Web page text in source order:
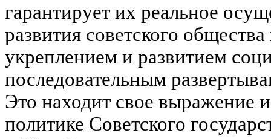
гарантирует их реальное
развития советского
укреплением и развитием
последовательным
Это находит свое выраже­ние
политике Советского